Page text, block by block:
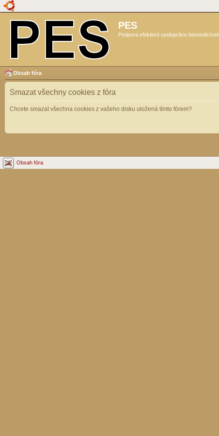
PES
Podpora efektivní spolupráce
Obsah fóra
Smazat všechny cookies z fóra
Chcete smazat všechna cookies z vašeho disku uložená tímto fórem?
Obsah fóra